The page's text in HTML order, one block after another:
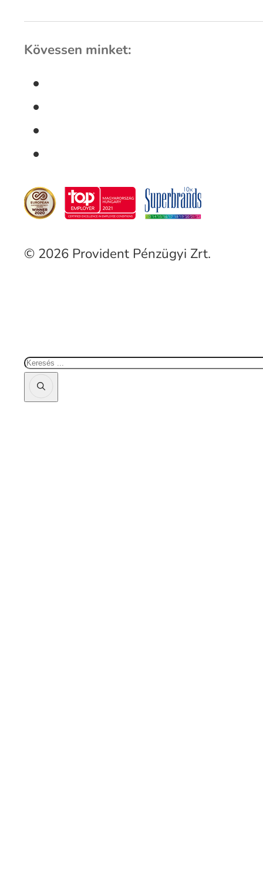
Kövessen minket:
© 2026 Provident Pénzügyi Zrt.
Keresés